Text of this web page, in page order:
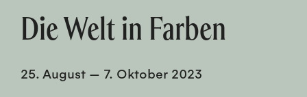
Die Welt in Farben
25. August — 7. Oktober 2023